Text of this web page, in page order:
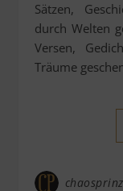
Sätzen,
durch Welten
Versen,
Träume
chaosprinz